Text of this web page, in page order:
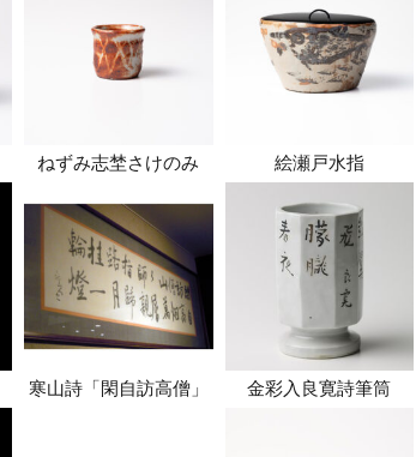
ねずみ志埜さけのみ 絵瀬戸水指
寒山詩「閑自訪高僧」 金彩入良寛詩筆筒